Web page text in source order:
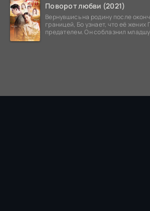
Поворот любви (2021)
Вернувшись на родину после
границей, Бо узнает, что её жених
предателем. Он соблазнил